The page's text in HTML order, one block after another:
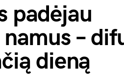
padėjau
–
dieną